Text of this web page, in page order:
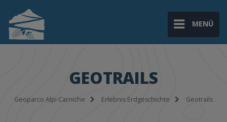
MENÜ
GEOTRAILS
Geoparco Alpi Carniche Erlebnis Erdgeschichte Geotrails